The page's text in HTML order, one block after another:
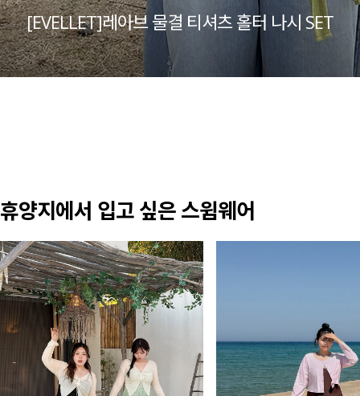
[EVELLET]레아브 물결 티셔츠 홀터 나시 SET
휴양지에서 입고 싶은 스윔웨어